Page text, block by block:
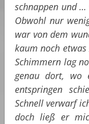
schnappen und
Obwohl nur
war von dem
kaum noch
Schimmern lag
genau dort, wo
entspringen
Schnell verwarf
doch ließ er